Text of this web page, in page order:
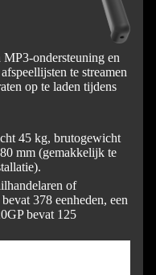
ondersteuning en
te streamen
op te laden tijdens
45 kg, brutogewicht
mm (gemakkelijk te
of
378 eenheden, een
bevat 125